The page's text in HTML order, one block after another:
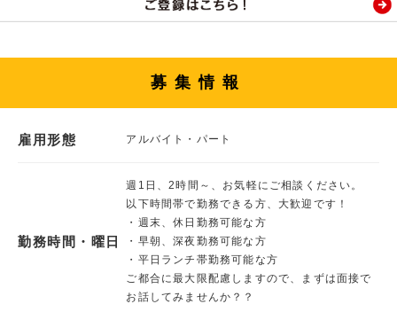
募集情報
雇用形態 アルバイト・パート
勤務時間・曜日
週1日、2時間～、お気軽にご相談ください。
以下時間帯で勤務できる方、大歓迎です！
・週末、休日勤務可能な方
・早朝、深夜勤務可能な方
・平日ランチ帯勤務可能な方
ご都合に最大限配慮しますので、まずは面接で
お話してみませんか？？